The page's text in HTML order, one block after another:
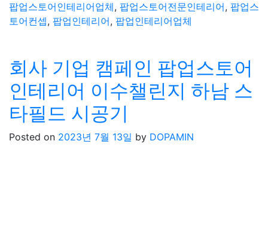
팝업스토어인테리어업체, 팝업스토어전문인테리어, 팝업스
토어컨셉, 팝업인테리어, 팝업인테리어업체
회사 기업 캠페인 팝업스토어
인테리어 이수챌린지 하남 스
타필드 시공기
Posted on 2023년 7월 13일 by DOPAMIN